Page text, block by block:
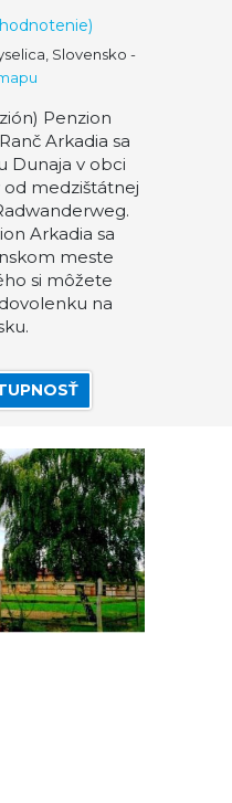
hodnotenie)
Slovensko -
Penzion
Arkadia sa
Dunaja v obci
medzištátnej
Arkadia sa
meste
si môžete
na